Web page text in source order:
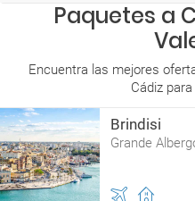
Paquetes a
Encuentra las mejores
Cádiz
Brindisi
Grande